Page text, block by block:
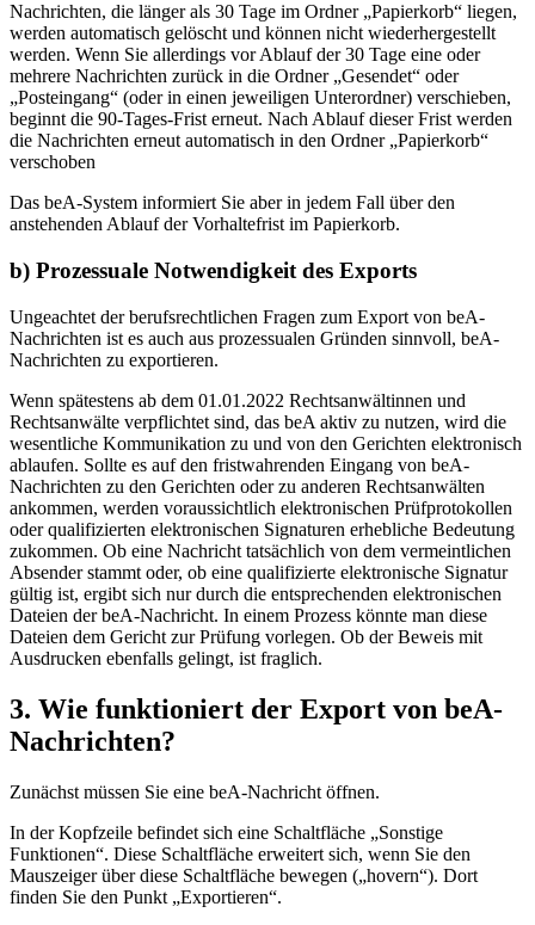
Nachrichten, die länger als 30 Tage im Ordner „Papierkorb“ liegen,
werden automatisch gelöscht und können nicht wiederhergestellt
werden. Wenn Sie allerdings vor Ablauf der 30 Tage eine oder
mehrere Nachrichten zurück in die Ordner „Gesendet“ oder
„Posteingang“ (oder in einen jeweiligen Unterordner) verschieben,
beginnt die 90-Tages-Frist erneut. Nach Ablauf dieser Frist werden
die Nachrichten erneut automatisch in den Ordner „Papierkorb“
verschoben
Das beA-System informiert Sie aber in jedem Fall über den
anstehenden Ablauf der Vorhaltefrist im Papierkorb.
b) Prozessuale Notwendigkeit des Exports
Ungeachtet der berufsrechtlichen Fragen zum Export von beA-
Nachrichten ist es auch aus prozessualen Gründen sinnvoll, beA-
Nachrichten zu exportieren.
Wenn spätestens ab dem 01.01.2022 Rechtsanwältinnen und
Rechtsanwälte verpflichtet sind, das beA aktiv zu nutzen, wird die
wesentliche Kommunikation zu und von den Gerichten elektronisch
ablaufen. Sollte es auf den fristwahrenden Eingang von beA-
Nachrichten zu den Gerichten oder zu anderen Rechtsanwälten
ankommen, werden voraussichtlich elektronischen Prüfprotokollen
oder qualifizierten elektronischen Signaturen erhebliche Bedeutung
zukommen. Ob eine Nachricht tatsächlich von dem vermeintlichen
Absender stammt oder, ob eine qualifizierte elektronische Signatur
gültig ist, ergibt sich nur durch die entsprechenden elektronischen
Dateien der beA-Nachricht. In einem Prozess könnte man diese
Dateien dem Gericht zur Prüfung vorlegen. Ob der Beweis mit
Ausdrucken ebenfalls gelingt, ist fraglich.
3. Wie funktioniert der Export von beA-
Nachrichten?
Zunächst müssen Sie eine beA-Nachricht öffnen.
In der Kopfzeile befindet sich eine Schaltfläche „Sonstige
Funktionen“. Diese Schaltfläche erweitert sich, wenn Sie den
Mauszeiger über diese Schaltfläche bewegen („hovern“). Dort
finden Sie den Punkt „Exportieren“.